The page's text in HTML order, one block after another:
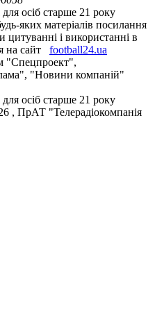
осіб старше 21 року
яких матеріалів посилання
і використанні в
на сайт
football24.ua
"Спецпроект",
"Новини компаній"
осіб старше 21 року
, ПрАТ "Телерадіокомпанія